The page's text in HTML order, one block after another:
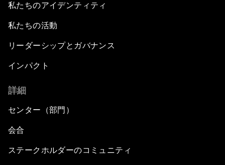
私たちのアイデンティティ
私たちの活動
リーダーシップとガバナンス
インパクト
詳細
センター（部門）
会合
ステークホルダーのコミュニティ